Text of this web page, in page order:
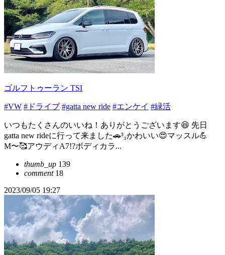
ゴルフトゥーラン TSI
#VW #ドライブ #gatta new ride #エンケイ #緑活
いつもたくさんのいいね！ありがとうございます😆 先日
gatta new rideに行って来ました🚗³₃かわいい😍マッスル💪
M〜🥰アウディA7!?ボディカラ...
thumb_up 139
comment18
2023/09/05 19:27